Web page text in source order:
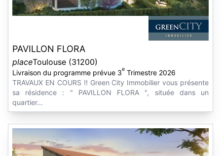
PAVILLON FLORA
placeToulouse (31200)
Livraison du programme prévue 3e Trimestre 2026
TRAVAUX EN COURS !! Green City Immobilier vous présente
sa résidence : " PAVILLON FLORA ", située dans un
quartier...